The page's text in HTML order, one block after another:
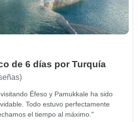
de 6 días por Turquía
Éfeso y Pamukkale ha sido
Todo estuvo perfectamente
el tiempo al máximo."